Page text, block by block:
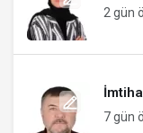
2 gün
7 gün